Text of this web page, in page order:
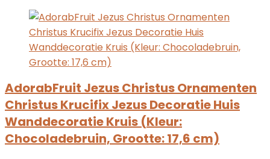
AdorabFruit Jezus Christus Ornamenten
Christus Krucifix Jezus Decoratie Huis
Wanddecoratie Kruis (Kleur:
Chocoladebruin, Grootte: 17,6 cm)